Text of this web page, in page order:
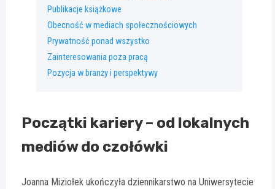
Publikacje książkowe
Obecność w mediach społecznościowych
Prywatność ponad wszystko
Zainteresowania poza pracą
Pozycja w branży i perspektywy
Początki kariery – od lokalnych
mediów do czołówki
Joanna Miziołek ukończyła dziennikarstwo na Uniwersytecie